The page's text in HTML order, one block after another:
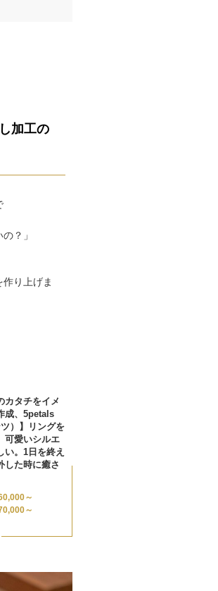
加工の
？」
り上げま
カタチをイメ
成、5petals
ツ）】リングを
可愛いシルエ
い。1日を終え
した時に癒さ
～
～